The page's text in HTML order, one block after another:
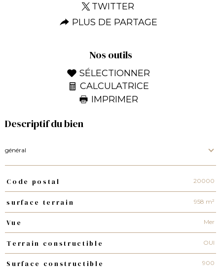
TWITTER
PLUS DE PARTAGE
Nos outils
SÉLECTIONNER
CALCULATRICE
IMPRIMER
Descriptif du bien
général
TRAD_PAMPERO_Caracteristique
Code postal 20000
surface terrain 958 m²
Vue Mer
Terrain constructible OUI
Surface constructible 900